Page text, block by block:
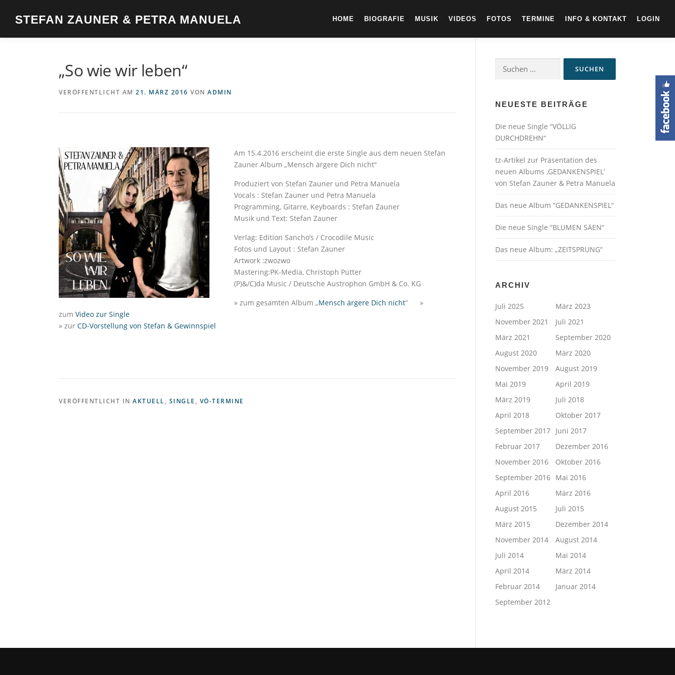
InhaltSTEFAN ZAUNER & PETRA MANUELA HOME BIOGRAFIE MUSIK VIDEOS FOTOS TERMINE INFO & KONTAKT LOGIN
„So wie wir leben“
VERÖFFENTLICHT AM 21. MÄRZ 2016 VON ADMIN
Am 15.4.2016 erscheint die erste Single aus dem neuen Stefan
Zauner Album „Mensch ärgere Dich nicht“
Produziert von Stefan Zauner und Petra Manuela
Vocals : Stefan Zauner und Petra Manuela
Programming, Gitarre, Keyboards : Stefan Zauner
Musik und Text: Stefan Zauner
Verlag: Edition Sancho’s / Crocodile Music
Fotos und Layout : Stefan Zauner
Artwork :zwozwo
Mastering:PK-Media, Christoph Pütter
(P)&/C)da Music / Deutsche Austrophon GmbH & Co. KG
» zum gesamten Album „Mensch ärgere Dich nicht“ »
zum Video zur Single
» zur CD-Vorstellung von Stefan & Gewinnspiel
VERÖFFENTLICHT IN AKTUELL, SINGLE , VÖ-TERMINE
Suchen
nach:
NEUESTE BEITRÄGE
Die neue Single “VÖLLIG
DURCHDREHN“
tz-Artikel zur Präsentation des
neuen Albums ‚GEDANKENSPIEL‘
von Stefan Zauner & Petra Manuela
Das neue Album “GEDANKENSPIEL“
Die neue Single “BLUMEN SÄEN“
Das neue Album: „ZEITSPRUNG“
ARCHIV
Juli 2025
März 2023
November 2021
Juli 2021
März 2021
September 2020
August 2020
März 2020
November 2019
August 2019
Mai 2019
April 2019
März 2019
Juli 2018
April 2018
Oktober 2017
September 2017 Juni 2017
Februar 2017
Dezember 2016
November 2016
Oktober 2016
September 2016 Mai 2016
April 2016
März 2016
August 2015
Juli 2015
März 2015
Dezember 2014
November 2014
August 2014
Juli 2014
Mai 2014
April 2014
März 2014
Februar 2014
Januar 2014
September 2012